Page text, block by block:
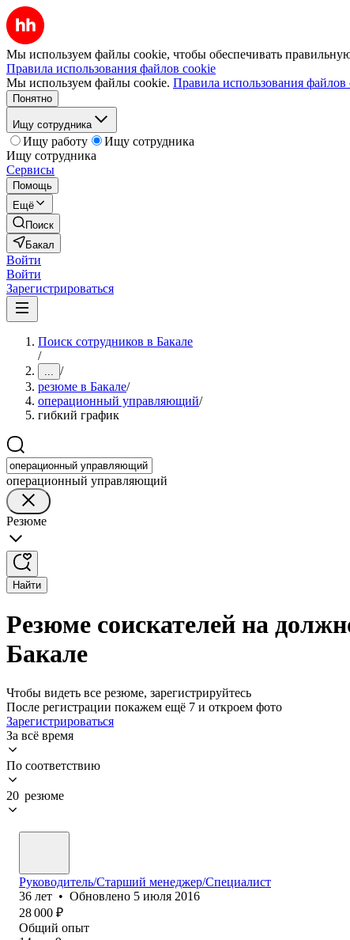
Мы используем файлы cookie, чтобы обеспечивать
Правила использования файлов cookie
Мы используем файлы cookie. Правила использования файлов
Понятно
Ищу сотрудника
Ищу работу
Ищу сотрудника
Ищу сотрудника
Сервисы
Помощь
Ещё
Поиск
Бакал
Войти
Войти
Зарегистрироваться
Поиск сотрудников в Бакале
/
... /
резюме в Бакале/
операционный управляющий/
гибкий график
операционный управляющий
Резюме
Найти
Резюме соискателей на
Бакале
Чтобы видеть все резюме, зарегистрируйтесь
После регистрации покажем ещё 7 и откроем фото
Зарегистрироваться
За всё время
По соответствию
20 резюме
Руководитель/Старший менеджер/Специалист
36 лет • Обновлено 5 июля 2016
28 000 ₽
Общий опыт